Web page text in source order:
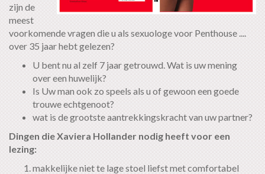
zijn de
meest
voorkomende vragen die u als sexuologe voor Penthouse ....
over 35 jaar hebt gelezen?
U bent nu al zelf 7 jaar getrouwd. Wat is uw mening
over een huwelijk?
Is Uw man ook zo speels als u of gewoon een goede
trouwe echtgenoot?
wat is de grootste aantrekkingskracht van uw partner?
Dingen die Xaviera Hollander nodig heeft voor een
lezing:
makkelijke niet te lage stoel liefst met comfortabel